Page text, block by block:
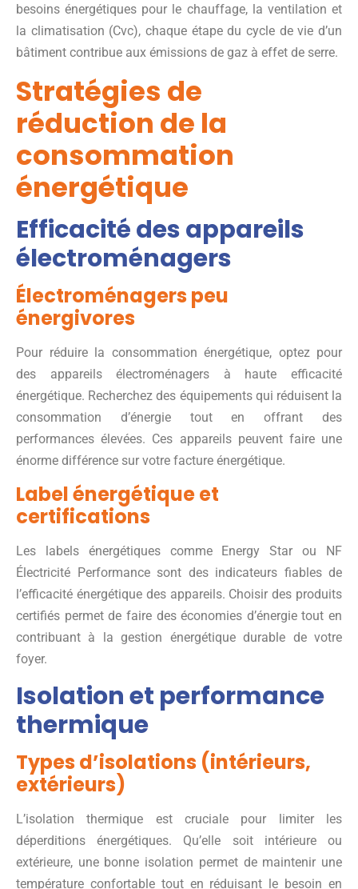
besoins énergétiques pour le chauffage, la ventilation et
la climatisation (Cvc), chaque étape du cycle de vie d’un
bâtiment contribue aux émissions de gaz à effet de serre.
Stratégies de
réduction de la
consommation
énergétique
Efficacité des appareils
électroménagers
Électroménagers peu
énergivores
Pour réduire la consommation énergétique, optez pour
des appareils électroménagers à haute efficacité
énergétique. Recherchez des équipements qui réduisent la
consommation d’énergie tout en offrant des
performances élevées. Ces appareils peuvent faire une
énorme différence sur votre facture énergétique.
Label énergétique et
certifications
Les labels énergétiques comme Energy Star ou NF
Électricité Performance sont des indicateurs fiables de
l’efficacité énergétique des appareils. Choisir des produits
certifiés permet de faire des économies d’énergie tout en
contribuant à la gestion énergétique durable de votre
foyer.
Isolation et performance
thermique
Types d’isolations (intérieurs,
extérieurs)
L’isolation thermique est cruciale pour limiter les
déperditions énergétiques. Qu’elle soit intérieure ou
extérieure, une bonne isolation permet de maintenir une
température confortable tout en réduisant le besoin en